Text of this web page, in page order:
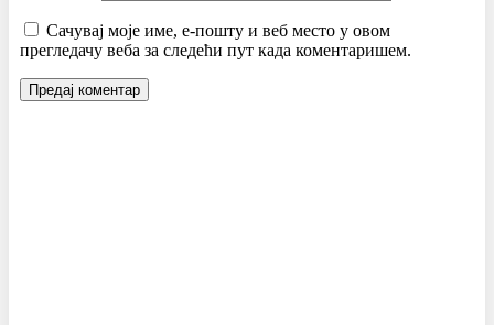
Сачувај моје име, е-пошту и веб место у овом
прегледачу веба за следећи пут када коментаришем.